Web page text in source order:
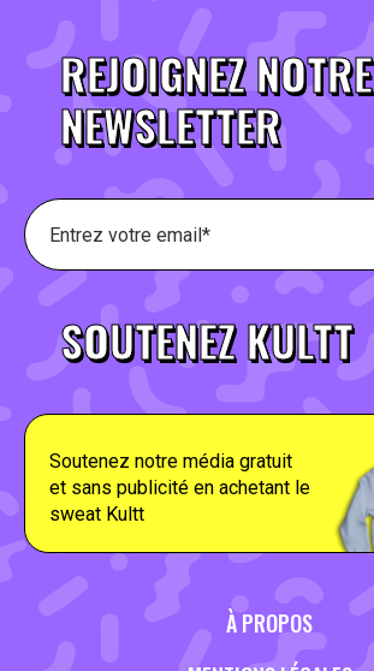
REJOIGNEZ NOTRE
NEWSLETTER
SOUTENEZ KULTT
Soutenez notre média gratuit
et sans publicité en achetant le
sweat Kultt
À PROPOS